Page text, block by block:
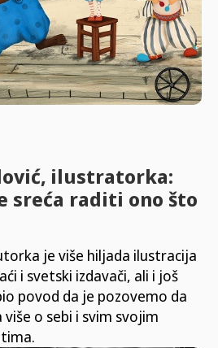
ilustratorka:
sreća raditi ono što
je više hiljada ilustracija
i svetski izdavači, ali i još
povod da je pozovemo da
o sebi i svim svojim